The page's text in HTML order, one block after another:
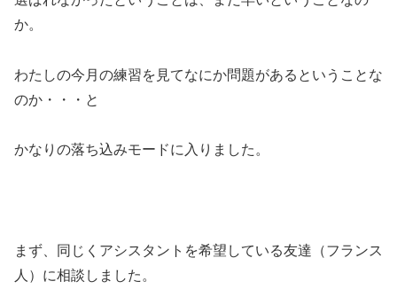
か。
わたしの今月の練習を見てなにか問題があるということな
のか・・・と
かなりの落ち込みモードに入りました。
まず、同じくアシスタントを希望している友達（フランス
人）に相談しました。